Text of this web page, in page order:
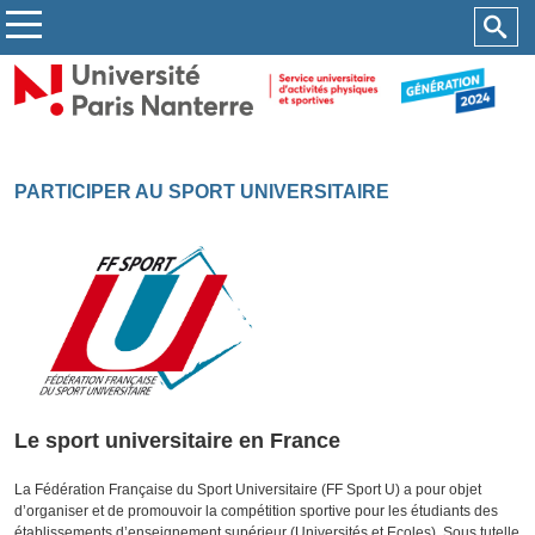
PARTICIPER AU SPORT UNIVERSITAIRE
Le sport universitaire en France
La Fédération Française du Sport Universitaire (FF Sport U) a pour objet
d’organiser et de promouvoir la compétition sportive pour les étudiants des